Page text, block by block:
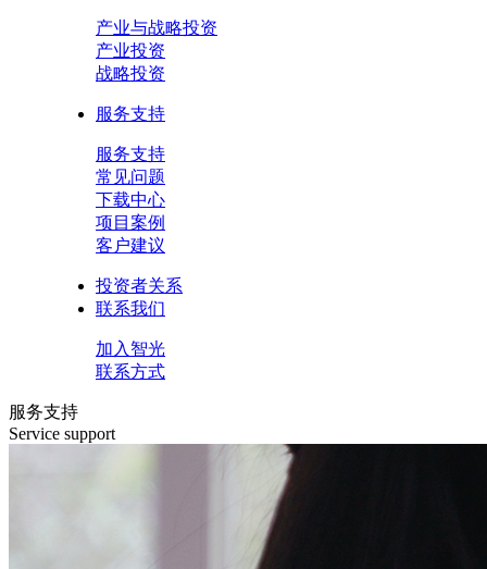
产业与战略投资
产业投资
战略投资
服务支持
服务支持
常见问题
下载中心
项目案例
客户建议
投资者关系
联系我们
加入智光
联系方式
服务支持
Service support